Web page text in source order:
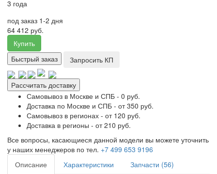
3 года
под заказ 1-2 дня
64 412 руб.
Купить
Быстрый заказ
Запросить КП
Рассчитать доставку
Самовывоз в Москве и СПБ - 0 руб.
Доставка по Москве и СПБ - от 350 руб.
Самовывоз в регионах - от 120 руб.
Доставка в регионы - от 210 руб.
Все вопросы, касающиеся данной модели вы можете уточнить
у наших менеджеров по тел. +7 499 653 9196
Описание
Характеристики
Запчасти (56)